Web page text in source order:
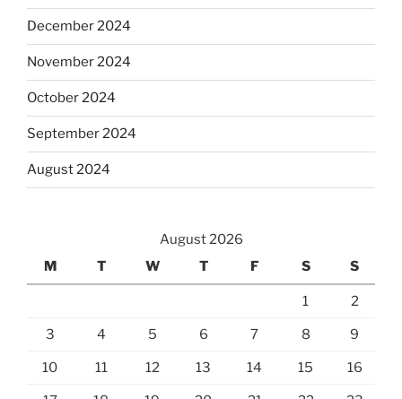
December 2024
November 2024
October 2024
September 2024
August 2024
August 2026
M
T W T F S S
1 2
3 4 5 6 7 8 9
10 11 12 13 14 15 16